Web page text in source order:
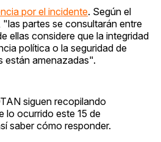
por el incidente. Según el
partes se consultarán entre
ellas considere que la integridad
política o la seguridad de
están amenazadas".
siguen recopilando
lo ocurrido este 15 de
saber cómo responder.